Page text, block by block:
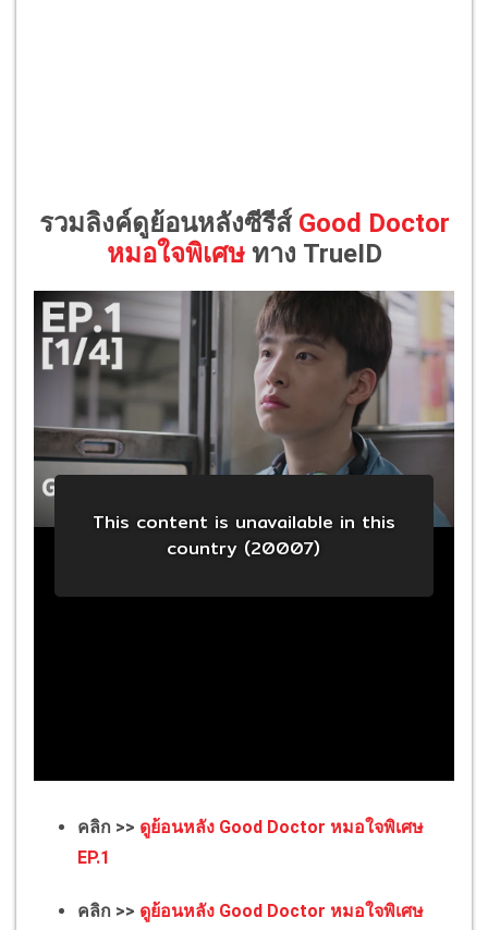
รวมลิงค์ดูย้อนหลังซีรีส์ Good Doctor
หมอใจพิเศษ ทาง TrueID
คลิก >> ดูย้อนหลัง Good Doctor หมอใจพิเศษ
EP.1
คลิก >> ดูย้อนหลัง Good Doctor หมอใจพิเศษ